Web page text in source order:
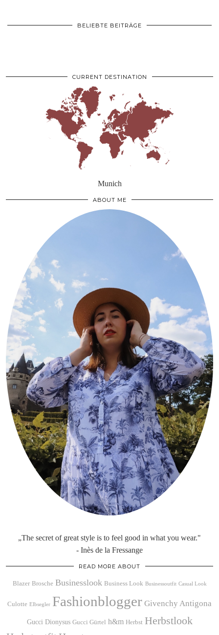
BELIEBTE BEITRÄGE
CURRENT DESTINATION
Munich
ABOUT ME
„The secret of great style is to feel good in what you wear."
- Inès de la Fressange
READ MORE ABOUT
Blazer Brosche Businesslook Business Look Businessoutfit Casual Look
Culotte Elbsegler Fashionblogger Givenchy Antigona
Gucci Dionysus Gucci Gürtel h&m Herbst Herbstlook